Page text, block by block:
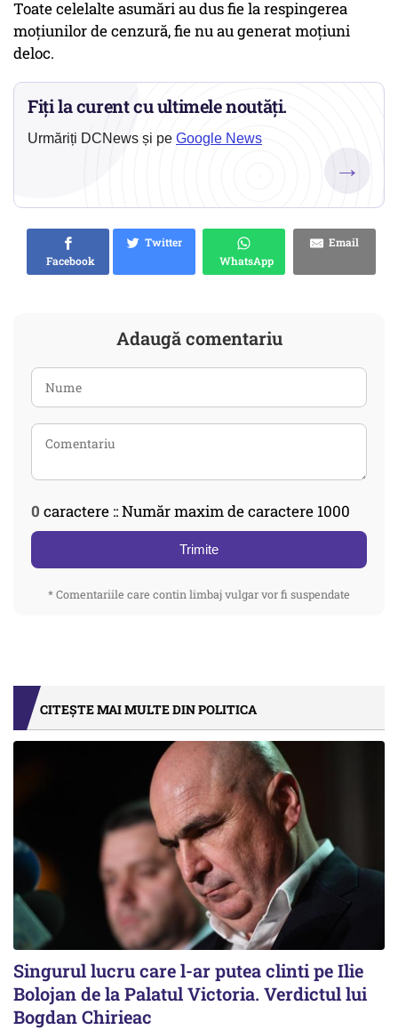
Toate celelalte asumări au dus fie la respingerea
moțiunilor de cenzură, fie nu au generat moțiuni
deloc.
Fiți la curent cu ultimele noutăți.
Urmăriți DCNews și pe Google News
→
Facebook
Twitter
WhatsApp
Email
Adaugă comentariu
0 caractere :: Număr maxim de caractere 1000
Trimite
* Comentariile care contin limbaj vulgar vor fi suspendate
CITEȘTE MAI MULTE DIN POLITICA
Singurul lucru care l-ar putea clinti pe Ilie
Bolojan de la Palatul Victoria. Verdictul lui
Bogdan Chirieac